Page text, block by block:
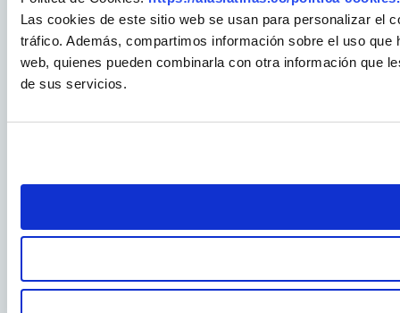
Las cookies de este sitio web se usan para personalizar el
tráfico. Además, compartimos información sobre el uso
web, quienes pueden combinarla con otra información que
de sus servicios.